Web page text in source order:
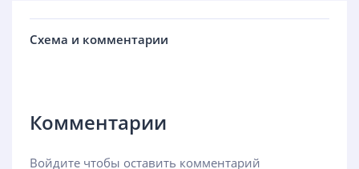
Схема и комментарии
Комментарии
Войдите чтобы оставить комментарий